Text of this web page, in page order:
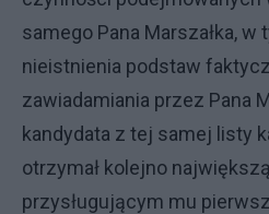
samego Pana Marszałka, w
nieistnienia podstaw
zawiadamiania przez Pana
kandydata z tej samej listy
otrzymał kolejno
przysługującym mu